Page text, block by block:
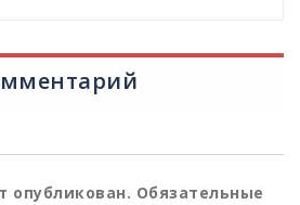
опубликован. Обязательные